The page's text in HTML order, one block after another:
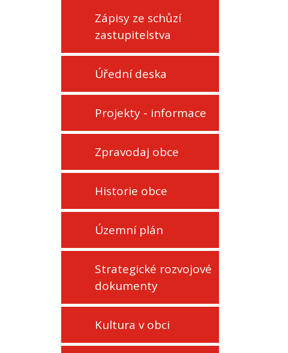
Zápisy ze schůzí
zastupitelstva
Úřední deska
Projekty - informace
Zpravodaj obce
Historie obce
Územní plán
Strategické rozvojové
dokumenty
Kultura v obci